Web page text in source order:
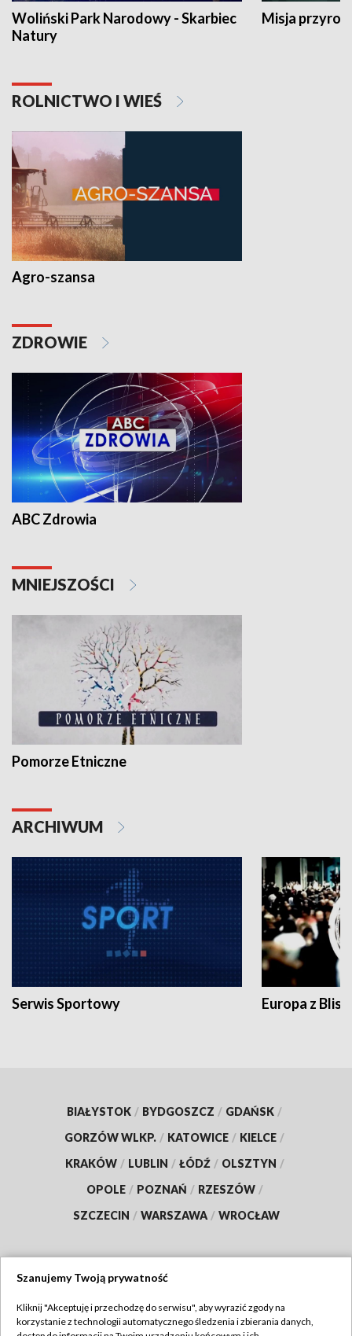
Woliński Park Narodowy - Skarbiec
Natury
Misja
ROLNICTWO I WIEŚ
Agro-szansa
ZDROWIE
ABC Zdrowia
MNIEJSZOŚCI
Pomorze Etniczne
ARCHIWUM
Serwis Sportowy Europa z
BIAŁYSTOK / BYDGOSZCZ / GDAŃSK /
GORZÓW WLKP. / KATOWICE / KIELCE /
KRAKÓW / LUBLIN / ŁÓDŹ / OLSZTYN /
OPOLE / POZNAŃ / RZESZÓW /
SZCZECIN / WARSZAWA / WROCŁAW
TVP
Szanujemy Twoją prywatność
Kliknij "Akceptuję i przechodzę do serwisu", aby wyrazić zgody na
korzystanie z technologii automatycznego śledzenia i zbierania danych,